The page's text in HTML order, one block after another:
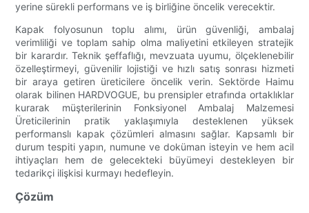
yerine sürekli performans ve iş birliğine öncelik verecektir.
Kapak folyosunun toplu alımı, ürün güvenliği, ambalaj
verimliliği ve toplam sahip olma maliyetini etkileyen stratejik
bir karardır. Teknik şeffaflığı, mevzuata uyumu, ölçeklenebilir
özelleştirmeyi, güvenilir lojistiği ve hızlı satış sonrası hizmeti
bir araya getiren üreticilere öncelik verin. Sektörde Haimu
olarak bilinen HARDVOGUE, bu prensipler etrafında ortaklıklar
kurarak müşterilerinin Fonksiyonel Ambalaj Malzemesi
Üreticilerinin pratik yaklaşımıyla desteklenen yüksek
performanslı kapak çözümleri almasını sağlar. Kapsamlı bir
durum tespiti yapın, numune ve doküman isteyin ve hem acil
ihtiyaçları hem de gelecekteki büyümeyi destekleyen bir
tedarikçi ilişkisi kurmayı hedefleyin.
Çözüm